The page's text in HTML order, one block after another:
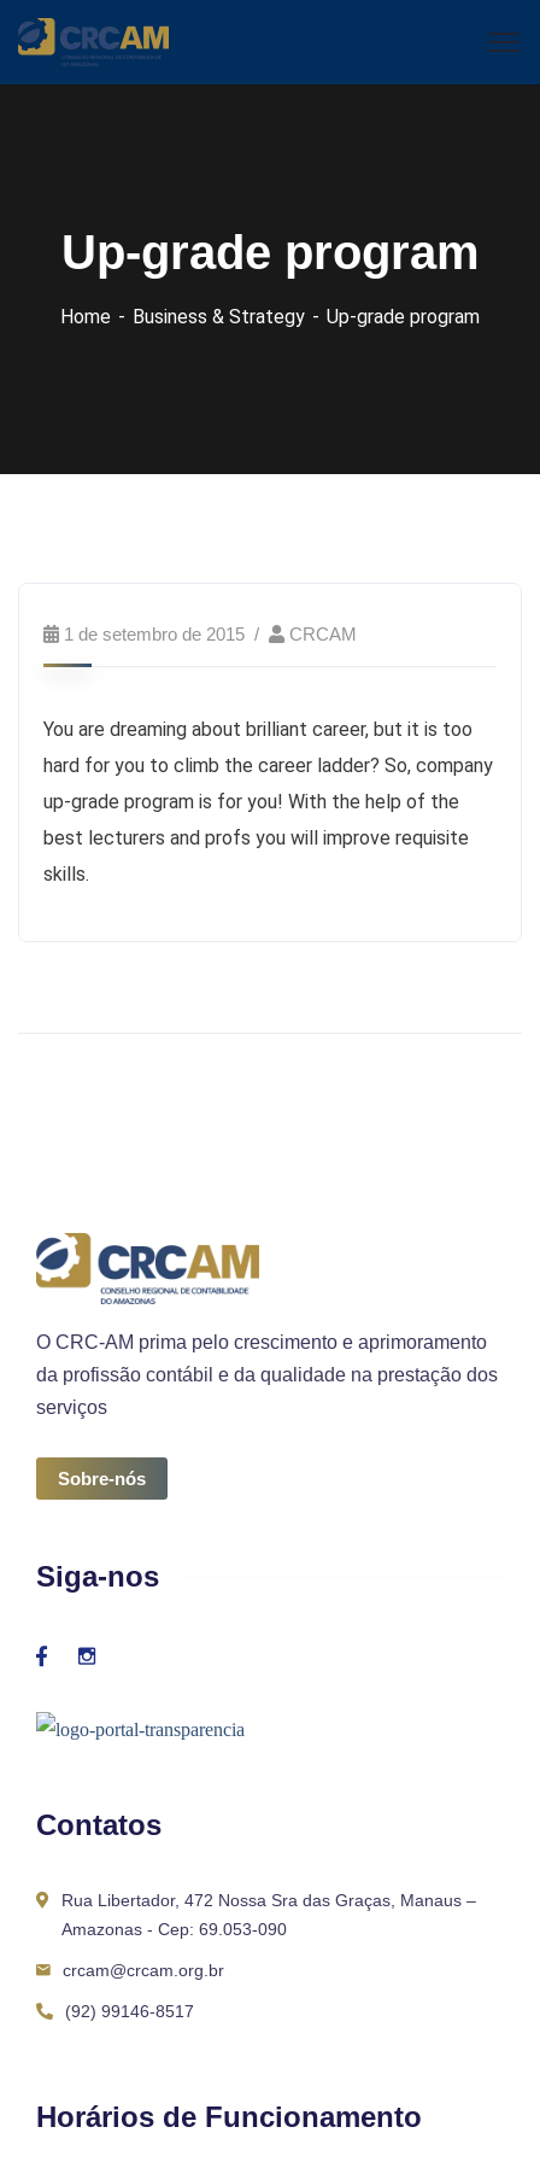
Up-grade program
Home Business & Strategy Up-grade program
1 de setembro de 2015 CRCAM
You are dreaming about brilliant career, but it is too
hard for you to climb the career ladder? So, company
up-grade program is for you! With the help of the
best lecturers and profs you will improve requisite
skills.
O CRC-AM prima pelo crescimento e aprimoramento
da profissão contábil e da qualidade na prestação dos
serviços
Sobre-nós
Siga-nos
Contatos
Rua Libertador, 472 Nossa Sra das Graças, Manaus –
Amazonas - Cep: 69.053-090
crcam@crcam.org.br
(92) 99146-8517
Horários de Funcionamento